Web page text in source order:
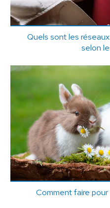
Quels sont les
selon
Comment faire pour